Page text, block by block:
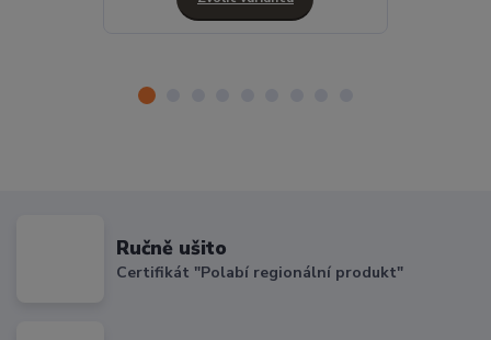
Ručně ušito
Certifikát "Polabí regionální produkt"